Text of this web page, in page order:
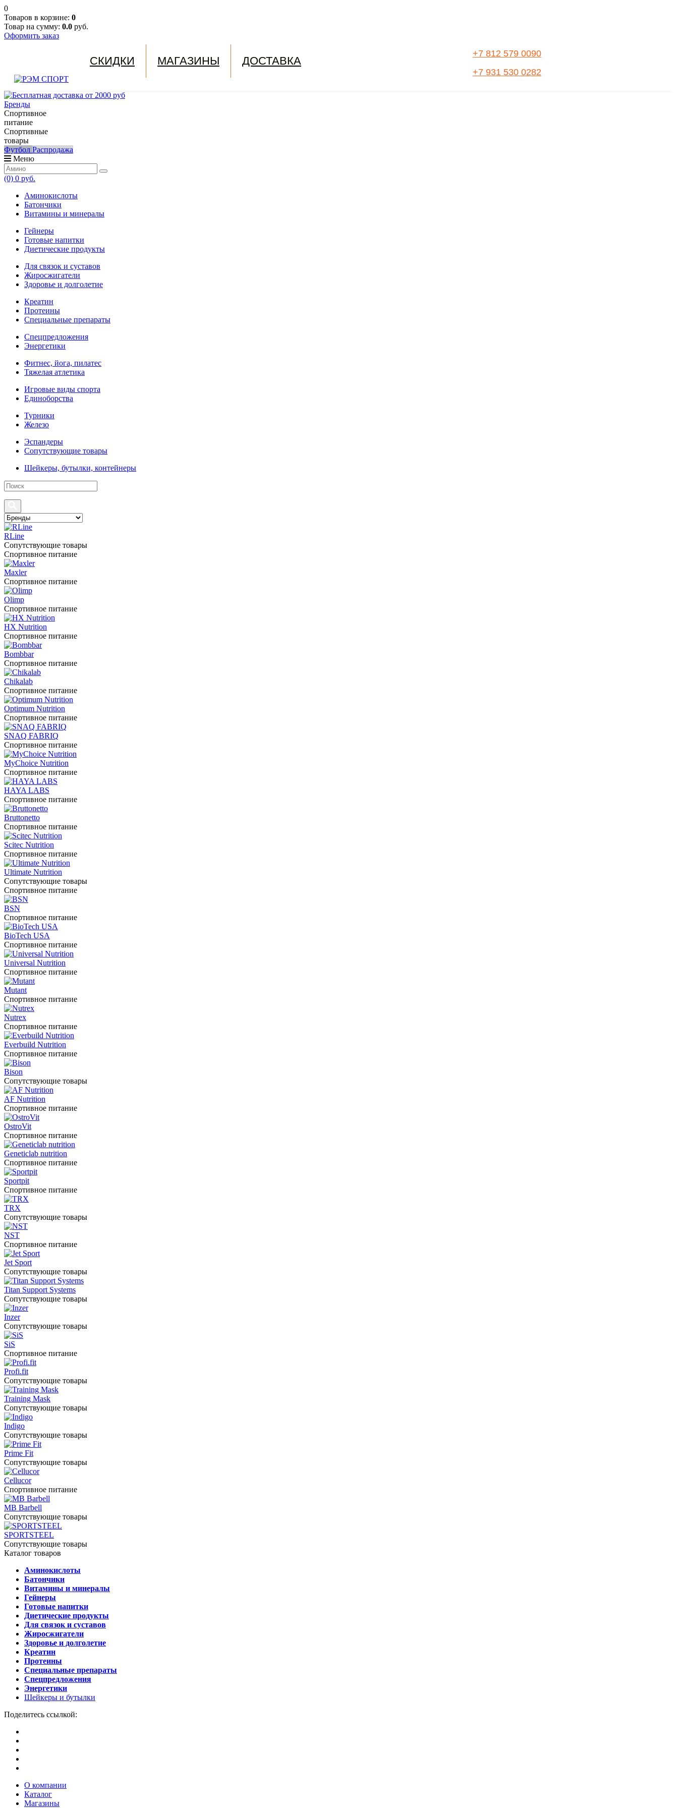
0
Товаров в корзине: 0
Товар на сумму: 0.0 руб.
Оформить заказ
СКИДКИ МАГАЗИНЫ ДОСТАВКА
+7 812 579 0090
+7 931 530 0282
Бренды
Спортивное
питание
Спортивные
товары
Футбол Распродажа
Меню
(0) 0 руб.
Аминокислоты
Батончики
Витамины и минералы
Гейнеры
Готовые напитки
Диетические продукты
Для связок и суставов
Жиросжигатели
Здоровье и долголетие
Креатин
Протеины
Специальные препараты
Спецпредложения
Энергетики
Фитнес, йога, пилатес
Тяжелая атлетика
Игровые виды спорта
Единоборства
Турники
Железо
Эспандеры
Сопутствующие товары
Шейкеры, бутылки, контейнеры
RLine
Сопутствующие товары
Спортивное питание
Maxler
Спортивное питание
Olimp
Спортивное питание
HX Nutrition
Спортивное питание
Bombbar
Спортивное питание
Chikalab
Спортивное питание
Optimum Nutrition
Спортивное питание
SNAQ FABRIQ
Спортивное питание
MyChoice Nutrition
Спортивное питание
HAYA LABS
Спортивное питание
Bruttonetto
Спортивное питание
Scitec Nutrition
Спортивное питание
Ultimate Nutrition
Сопутствующие товары
Спортивное питание
BSN
Спортивное питание
BioTech USA
Спортивное питание
Universal Nutrition
Спортивное питание
Mutant
Спортивное питание
Nutrex
Спортивное питание
Everbuild Nutrition
Спортивное питание
Bison
Сопутствующие товары
AF Nutrition
Спортивное питание
OstroVit
Спортивное питание
Geneticlab nutrition
Спортивное питание
Sportpit
Спортивное питание
TRX
Сопутствующие товары
NST
Спортивное питание
Jet Sport
Сопутствующие товары
Titan Support Systems
Сопутствующие товары
Inzer
Сопутствующие товары
SiS
Спортивное питание
Profi.fit
Сопутствующие товары
Training Mask
Сопутствующие товары
Indigo
Сопутствующие товары
Prime Fit
Сопутствующие товары
Cellucor
Спортивное питание
MB Barbell
Сопутствующие товары
SPORTSTEEL
Сопутствующие товары
Каталог товаров
Аминокислоты
Батончики
Витамины и минералы
Гейнеры
Готовые напитки
Диетические продукты
Для связок и суставов
Жиросжигатели
Здоровье и долголетие
Креатин
Протеины
Специальные препараты
Спецпредложения
Энергетики
Шейкеры и бутылки
Поделитесь ссылкой:
О компании
Каталог
Магазины